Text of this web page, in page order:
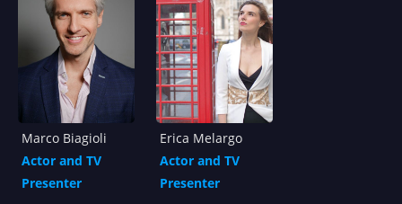
Marco Biagioli
Actor and TV
Presenter
Erica Melargo
Actor and TV
Presenter